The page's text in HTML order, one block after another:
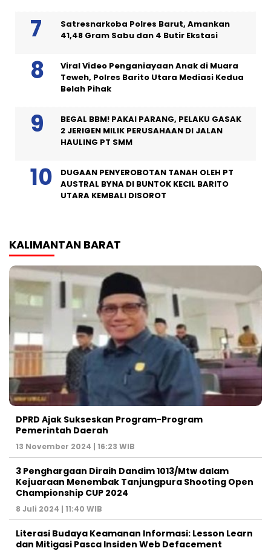
Satresnarkoba Polres Barut, Amankan
41,48 Gram Sabu dan 4 Butir Ekstasi
Viral Video Penganiayaan Anak di Muara
Teweh, Polres Barito Utara Mediasi Kedua
Belah Pihak
BEGAL BBM! PAKAI PARANG, PELAKU GASAK
2 JERIGEN MILIK PERUSAHAAN DI JALAN
HAULING PT SMM
DUGAAN PENYEROBOTAN TANAH OLEH PT
AUSTRAL BYNA DI BUNTOK KECIL BARITO
UTARA KEMBALI DISOROT
KALIMANTAN BARAT
DPRD Ajak Sukseskan Program-Program
Pemerintah Daerah
13 November 2024 | 16:23 WIB
3 Penghargaan Diraih Dandim 1013/Mtw dalam
Kejuaraan Menembak Tanjungpura Shooting Open
Championship CUP 2024
8 Juli 2024 | 11:40 WIB
Literasi Budaya Keamanan Informasi: Lesson Learn
dan Mitigasi Pasca Insiden Web Defacement